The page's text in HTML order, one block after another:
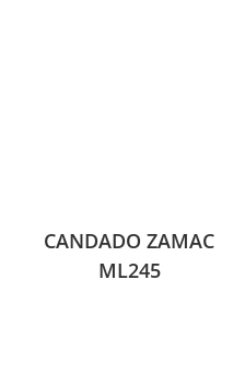
CANDADO ZAMAC
ML245